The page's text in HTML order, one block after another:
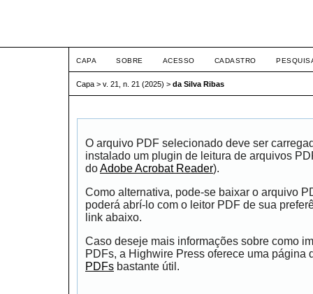
CAPA SOBRE ACESSO CADASTRO
Capa > v. 21, n. 21 (2025) > da Silva Ribas
O arquivo PDF selecionado deve ser
instalado um plugin de leitura de arquivos
doAdobe Acrobat Reader).
Como alternativa, pode-se baixar o arquivo
poderá abrí-lo com o leitor PDF de sua
link abaixo.
Caso deseje mais informações sobre como
PDFs, a Highwire Press oferece uma página
PDFs bastante útil.